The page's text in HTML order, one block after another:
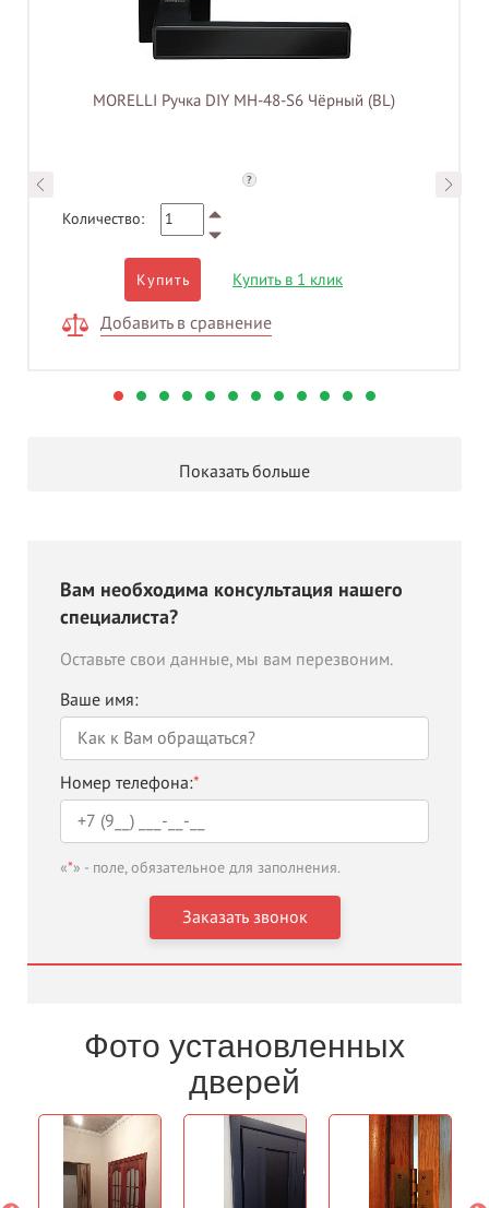
MORELLI Ручка DIY MH-48-S6 Чёрный (BL)
?
Количество:
Купить Купить в 1 клик
Добавить в сравнение
Показать больше
Вам необходима консультация нашего
специалиста?
Оставьте свои данные, мы вам перезвоним.
Ваше имя:
Номер телефона:*
«*» - поле, обязательное для заполнения.
Фото установленных
дверей